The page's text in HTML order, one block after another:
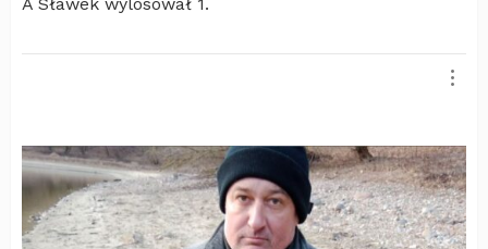
A Sławek wylosował 1.